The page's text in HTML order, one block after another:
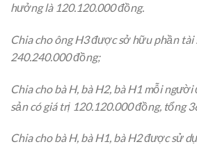
hưởng là 120.120.000 đồng.
Chia cho ông H3 được sở hữu phần tài
240.240.000 đồng;
Chia cho bà H, bà H2, bà H1 mỗi
sản có giá trị 120.120.000 đồng, tổng
Chia cho bà H, bà H1, bà H2 được sử